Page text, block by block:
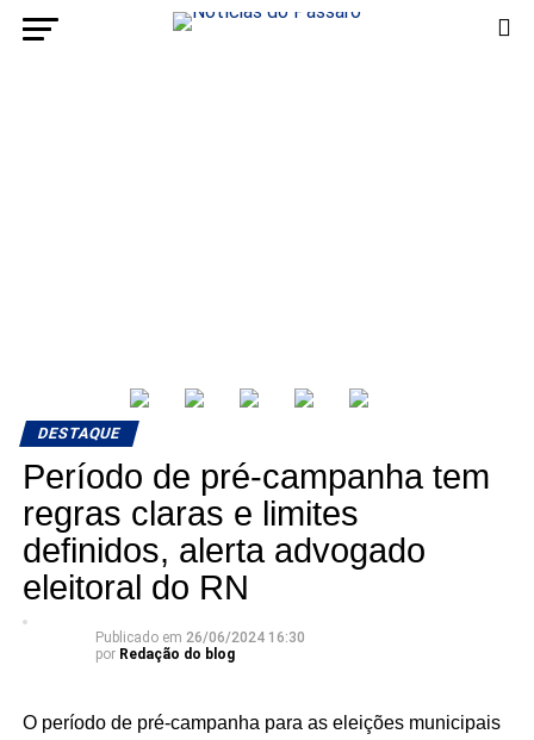
DESTAQUE
Período de pré-campanha tem
regras claras e limites
definidos, alerta advogado
eleitoral do RN
Publicado em 26/06/2024 16:30
por Redação do blog
O período de pré-campanha para as eleições municipais